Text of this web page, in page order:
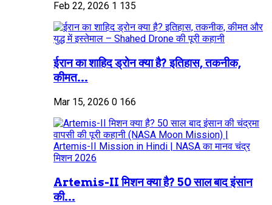
Feb 22, 2026 1 135
ईरान का शाहिद ड्रोन क्या है? इतिहास, तकनीक,
कीमत...
Mar 15, 2026 0 166
Artemis-II मिशन क्या है? 50 साल बाद इंसान
की...